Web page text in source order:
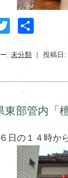
Twitter
: 未分類 投稿日
東部管内「
日の１４時か